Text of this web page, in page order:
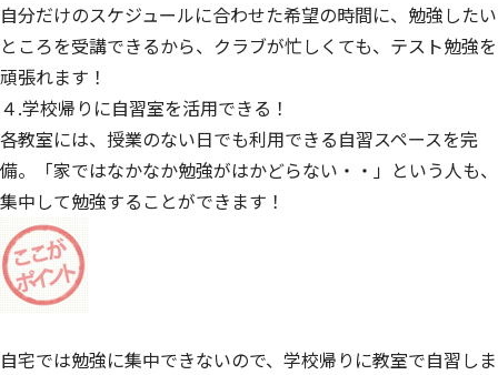
自分だけのスケジュールに合わせた希望の時間に、勉強したい
ところを受講できるから、クラブが忙しくても、テスト勉強を
頑張れます！
４.学校帰りに自習室を活用できる！
各教室には、授業のない日でも利用できる自習スペースを完
備。「家ではなかなか勉強がはかどらない・・」という人も、
集中して勉強することができます！
自宅では勉強に集中できないので、学校帰りに教室で自習しま